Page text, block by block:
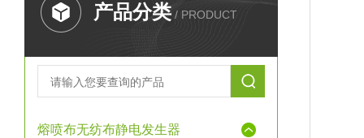
产品分类 / PRODUCT
熔喷布无纺布静电发生器